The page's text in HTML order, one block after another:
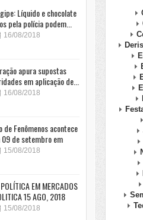
Líquido e chocolate
pela polícia podem...
16/08/2018
apura supostas
em aplicação de...
16/08/2018
de Fenômenos acontece
09 de setembro em
15/08/2018
EM MERCADOS
15 AGO, 2018
15/08/2018